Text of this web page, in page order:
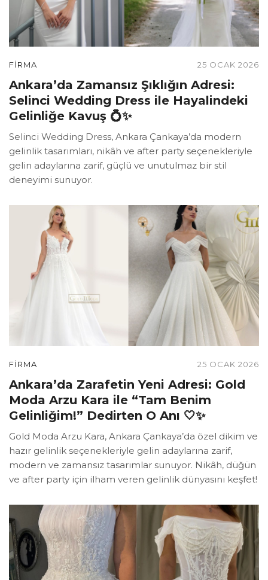
FIRMA 25 OCAK 2026
Ankara’da Zamansız Şıklığın Adresi:
Selinci Wedding Dress ile Hayalindeki
Gelinliğe Kavuş 💍✨
Selinci Wedding Dress, Ankara Çankaya’da modern
gelinlik tasarımları, nikâh ve after party seçenekleriyle
gelin adaylarına zarif, güçlü ve unutulmaz bir stil
deneyimi sunuyor.
FIRMA 25 OCAK 2026
Ankara’da Zarafetin Yeni Adresi: Gold
Moda Arzu Kara ile “Tam Benim
Gelinliğim!” Dedirten O Anı 🤍✨
Gold Moda Arzu Kara, Ankara Çankaya’da özel dikim ve
hazır gelinlik seçenekleriyle gelin adaylarına zarif,
modern ve zamansız tasarımlar sunuyor. Nikâh, düğün
ve after party için ilham veren gelinlik dünyasını keşfet!